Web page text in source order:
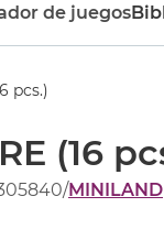
de juegos
pcs.)
(16
/MINILAND